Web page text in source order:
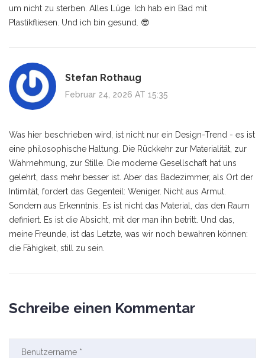
um nicht zu sterben. Alles Lüge. Ich hab ein Bad mit
Plastikfliesen. Und ich bin gesund. 😎
Stefan Rothaug
Februar 24, 2026 AT 15:35
Was hier beschrieben wird, ist nicht nur ein Design-Trend - es ist
eine philosophische Haltung. Die Rückkehr zur Materialität, zur
Wahrnehmung, zur Stille. Die moderne Gesellschaft hat uns
gelehrt, dass mehr besser ist. Aber das Badezimmer, als Ort der
Intimität, fordert das Gegenteil: Weniger. Nicht aus Armut.
Sondern aus Erkenntnis. Es ist nicht das Material, das den Raum
definiert. Es ist die Absicht, mit der man ihn betritt. Und das,
meine Freunde, ist das Letzte, was wir noch bewahren können:
die Fähigkeit, still zu sein.
Schreibe einen Kommentar